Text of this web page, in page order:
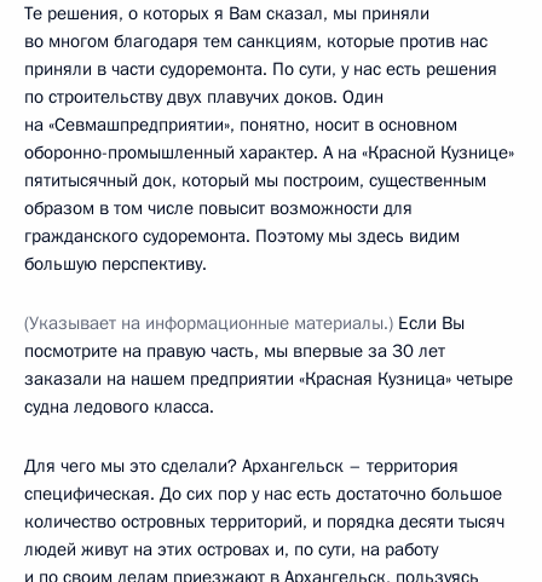
Те решения, о которых я Вам сказал, мы приняли
во многом благодаря тем санкциям, которые против нас
приняли в части судоремонта. По сути, у нас есть решения
по строительству двух плавучих доков. Один
на «Севмашпредприятии», понятно, носит в основном
оборонно-промышленный характер. А на «Красной Кузнице»
пятитысячный док, который мы построим, существенным
образом в том числе повысит возможности для
гражданского судоремонта. Поэтому мы здесь видим
большую перспективу.
(Указывает на информационные материалы.) Если Вы
посмотрите на правую часть, мы впервые за 30 лет
заказали на нашем предприятии «Красная Кузница» четыре
судна ледового класса.
Для чего мы это сделали? Архангельск – территория
специфическая. До сих пор у нас есть достаточно большое
количество островных территорий, и порядка десяти тысяч
людей живут на этих островах и, по сути, на работу